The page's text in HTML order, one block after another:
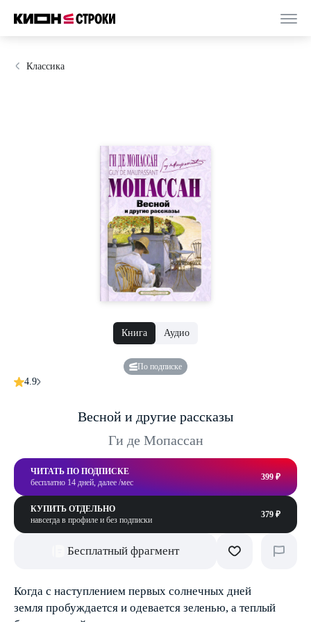
Классика
Книга Аудио
По подписке
4.9
Весной и другие рассказы
Ги де Мопассан
ЧИТАТЬ ПО ПОДПИСКЕ
бесплатно 14 дней, далее /мес
399 ₽
КУПИТЬ ОТДЕЛЬНО
навсегда в профиле и без подписки
379 ₽
Бесплатный фрагмент
Когда с наступлением первых солнечных дней
земля пробуждается и одевается зеленью, а теплый